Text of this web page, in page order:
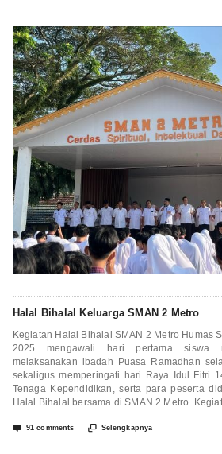
Halal Bihalal Keluarga SMAN 2 Metro
Kegiatan Halal Bihalal SMAN 2 Metro Humas
2025 mengawali hari pertama siswa
melaksanakan ibadah Puasa Ramadhan
sekaligus memperingati hari Raya Idul Fitri
Tenaga Kependidikan, serta para peserta
Halal Bihalal bersama di SMAN 2 Metro.
 91 comments  Selengkapnya